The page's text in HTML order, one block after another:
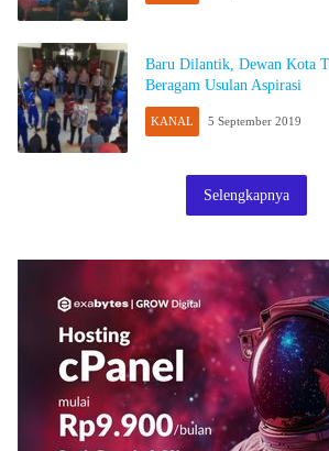
Baru Dilantik, Dewan Kota
Beragam Usulan Aspirasi
KANAL 5 September 2019
Selengkapnya